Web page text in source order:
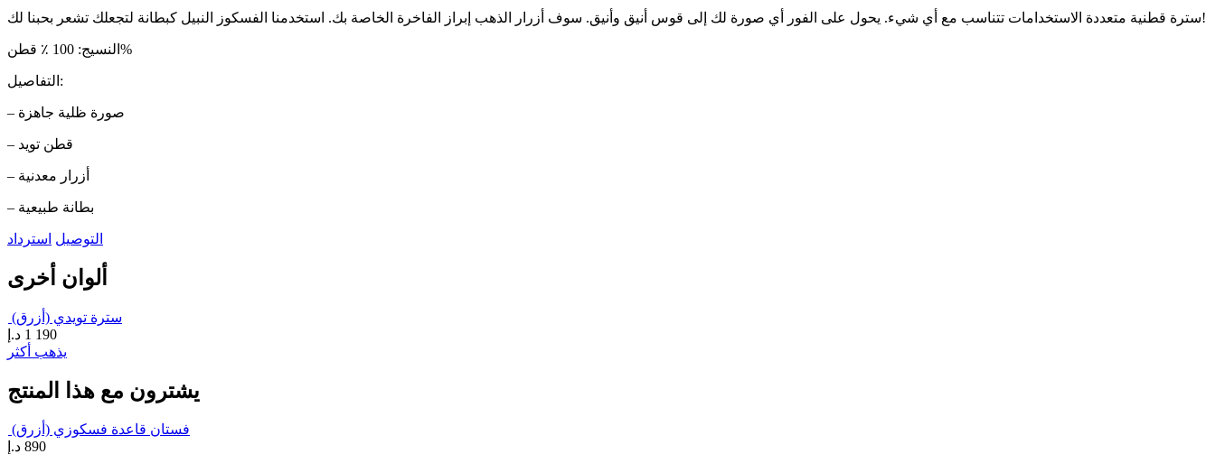
سترة قطنية متعددة الاستخدامات تتناسب مع أي شيء. يحول على الفور أي صورة لك إلى قوس أنيق وأنيق. سوف أزرار الذهب إبراز الفاخرة الخاصة بك. استخدمنا الفسكوز النبيل كبطانة لتجعلك تشعر بحبنا لك!
النسيج: 100 ٪ قطن%
التفاصيل:
– صورة ظلية جاهزة
– قطن تويد
– أزرار معدنية
– بطانة طبيعية
التوصيل استرداد
ألوان أخرى
سترة تويدي (أزرق)
1 190 د.إ
يذهب أكثر
يشترون مع هذا المنتج
فستان قاعدة فسكوزي (أزرق)
890 د.إ